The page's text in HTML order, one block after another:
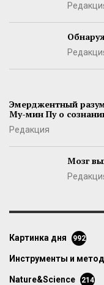
Эмерджентный
Му-мин Пу о
Редакция
Мозг
картинка дня 992
инструменты и
Nature&Science 214